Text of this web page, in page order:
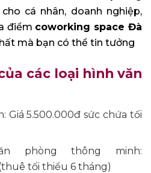
cho cá nhân, doanh nghiệp,
điểm coworking space Đà
mà bạn có thể tin tưởng
các loại hình văn
Giá 5.500.000đ sức chứa tối
phòng thông minh:
tối thiểu 6 tháng)